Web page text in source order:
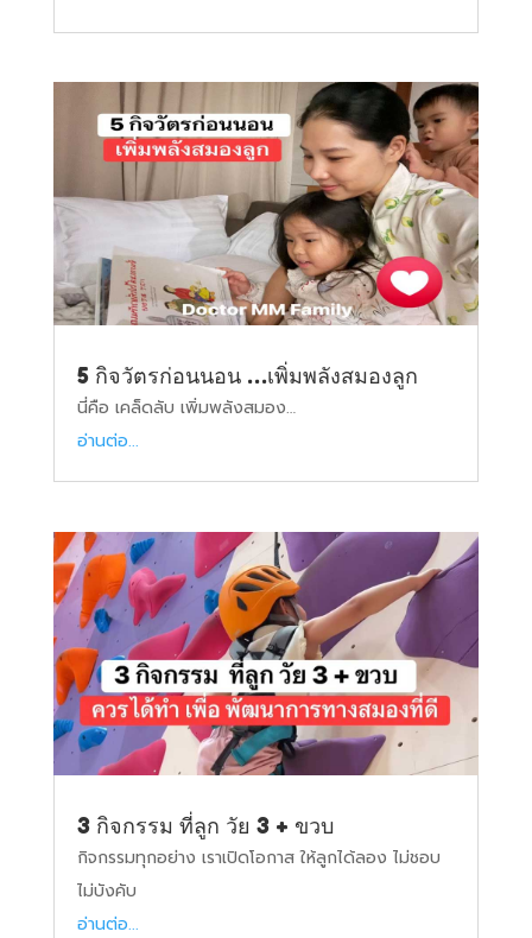
5 กิจวัตรก่อนนอน …เพิ่มพลังสมองลูก
นี่คือ เคล็ดลับ เพิ่มพลังสมอง…
อ่านต่อ...
3 กิจกรรม ที่ลูก วัย 3 + ขวบ
กิจกรรมทุกอย่าง เราเปิดโอกาส ให้ลูกได้ลอง ไม่ชอบ
ไม่บังคับ
อ่านต่อ...